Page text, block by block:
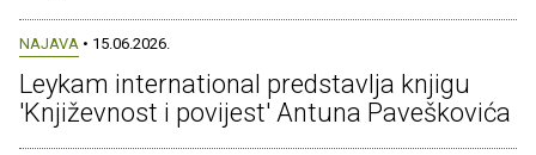
NAJAVA • 15.06.2026.
Leykam international predstavlja knjigu
'Književnost i povijest' Antuna Paveškovića